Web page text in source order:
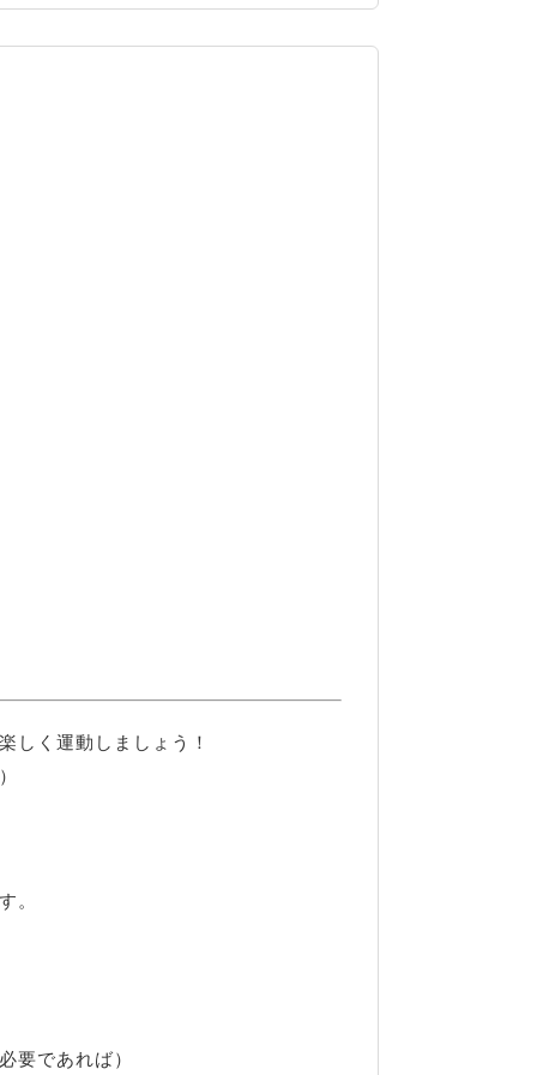
しく運動しましょう！
。
要であれば）